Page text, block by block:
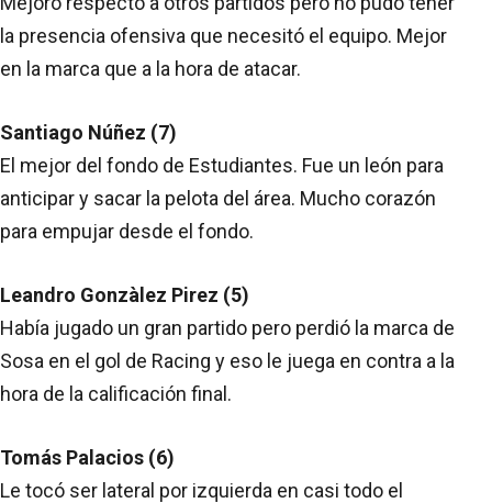
la presencia ofensiva que necesitó el equipo. Mejor
en la marca que a la hora de atacar.
Santiago Núñez (7)
El mejor del fondo de Estudiantes. Fue un león para
anticipar y sacar la pelota del área. Mucho corazón
para empujar desde el fondo.
Leandro Gonzàlez Pirez (5)
Había jugado un gran partido pero perdió la marca de
Sosa en el gol de Racing y eso le juega en contra a la
hora de la calificación final.
Tomás Palacios (6)
Le tocó ser lateral por izquierda en casi todo el